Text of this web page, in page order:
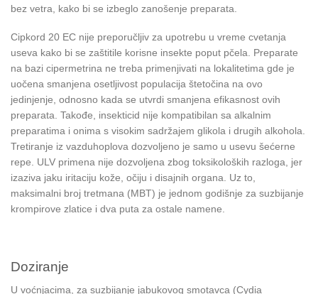
bez vetra, kako bi se izbeglo zanošenje preparata.
Cipkord 20 EC nije preporučljiv za upotrebu u vreme cvetanja
useva kako bi se zaštitile korisne insekte poput pčela. Preparate
na bazi cipermetrina ne treba primenjivati na lokalitetima gde je
uočena smanjena osetljivost populacija štetočina na ovo
jedinjenje, odnosno kada se utvrdi smanjena efikasnost ovih
preparata. Takođe, insekticid nije kompatibilan sa alkalnim
preparatima i onima s visokim sadržajem glikola i drugih alkohola.
Tretiranje iz vazduhoplova dozvoljeno je samo u usevu šećerne
repe. ULV primena nije dozvoljena zbog toksikoloških razloga, jer
izaziva jaku iritaciju kože, očiju i disajnih organa. Uz to,
maksimalni broj tretmana (MBT) je jednom godišnje za suzbijanje
krompirove zlatice i dva puta za ostale namene.
Doziranje
U voćnjacima, za suzbijanje jabukovog smotavca (Cydia